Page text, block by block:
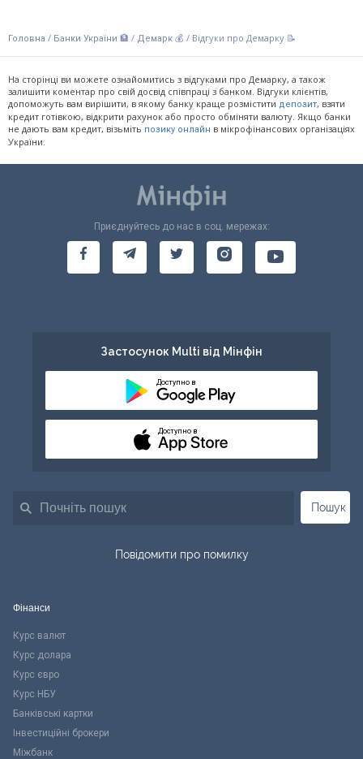
Головна / Банки України 🏦 / Демарк 💰 / Відгуки про Демарку 📝
На сторінці ви можете ознайомитись з відгуками про Демарку, а також
залишити коментар про свій досвід співпраці з банком. Відгуки клієнтів,
допоможуть вам вирішити, в якому банку краще розмістити депозит, взяти
кредит готівкою, відкрити рахунок або просто обміняти валюту. Якщо банки
не дають вам кредит, візьміть позику онлайн в мікрофінансових організаціях
України.
Пошук
Повідомити про помилку
Приєднуйтесь до нас в соц. мережах:
Застосунок Multi від Мінфін
Доступно в
Доступно в
Фінанси
Курс валют
Курс долара
Курс євро
Курс НБУ
Банківські картки
Інвестиційні брокери
Міжбанк